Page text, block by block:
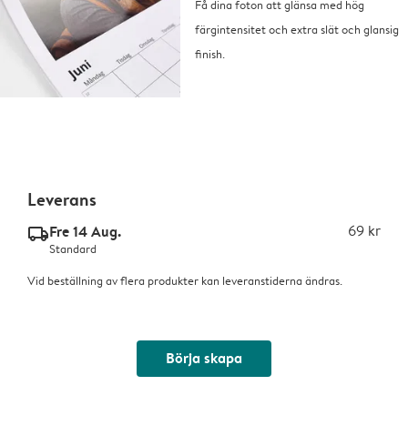
Få dina foton att glänsa med hög
färgintensitet och extra slät och glansig
finish.
Leverans
delivery_standard_v2Fre 14 Aug. 69 kr
Standard
Vid beställning av flera produkter kan leveranstiderna ändras.
Börja skapa